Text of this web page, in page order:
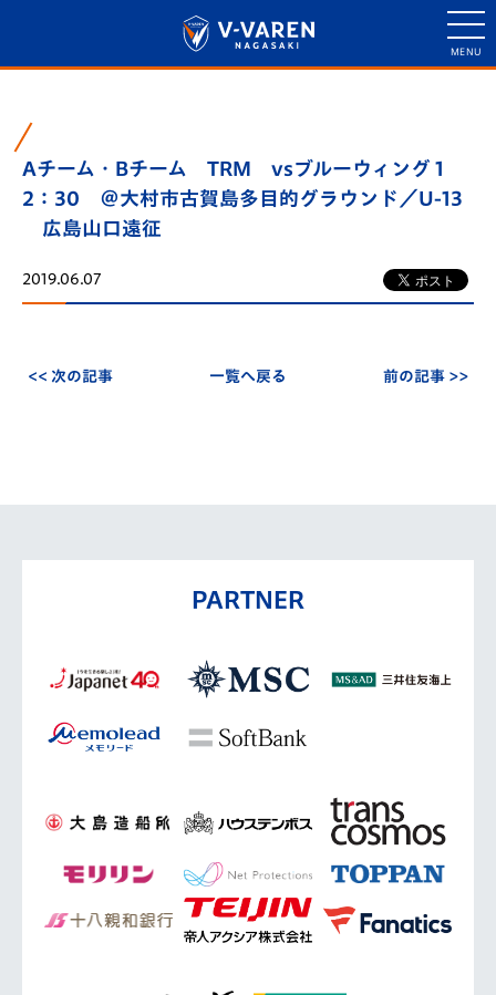
Aチーム・Bチーム TRM vsブルーウィング 1
2：30 ＠大村市古賀島多目的グラウンド／U-13
広島山口遠征
2019.06.07
<< 次の記事 一覧へ戻る 前の記事 >>
PARTNER